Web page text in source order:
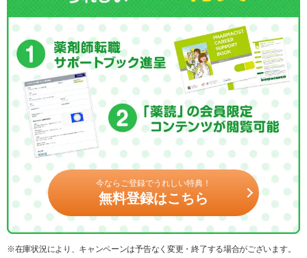
今ならご登録でうれしい特典！
無料登録はこちら
※在庫状況により、キャンペーンは予告なく変更・終了する場合がございます。